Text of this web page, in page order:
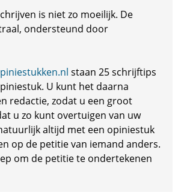
is niet zo moeilijk. De
ondersteund door
staan 25 schrijftips
U kunt het daarna
redactie, zodat u een groot
u zo kunt overtuigen van uw
altijd met een opiniestuk
op de petitie van iemand anders.
om de petitie te ondertekenen